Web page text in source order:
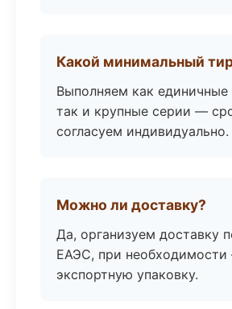
Какой минимальный
Выполняем как единичные
так и крупные серии —
согласуем индивидуально.
Можно ли доставку?
Да, организуем доставку
ЕАЭС, при
экспортную упаковку.